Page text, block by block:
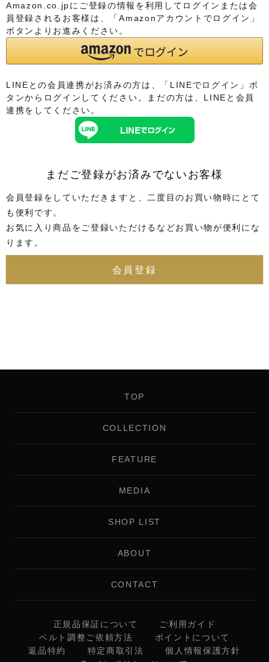
Amazon.co.jpにご登録の情報を利用してログインまたは会
員登録されるお客様は、「Amazonアカウントでログイン」
ボタンよりお進みください。
LINEとの会員連携がお済みの方は、「LINEでログイン」ボ
タンからログインしてください。まだの方は、 LINEと会員
連携をしてください。
まだご登録がお済みでないお客様
会員登録をしていただきますと、二度目のお買い物時にとて
も便利です。
お気に入り商品をご登録いただけるなどお買い物が便利にな
ります。
会員登録
TOP
COLLECTION
FEATURE
MEDIA
SHOP LIST
ABOUT
CONTACT
正規品保証について
ご利用ガイド
ベルト調整ご依頼方法
ポイントについて
返品特約
特定商取引法
個人情報保護方針